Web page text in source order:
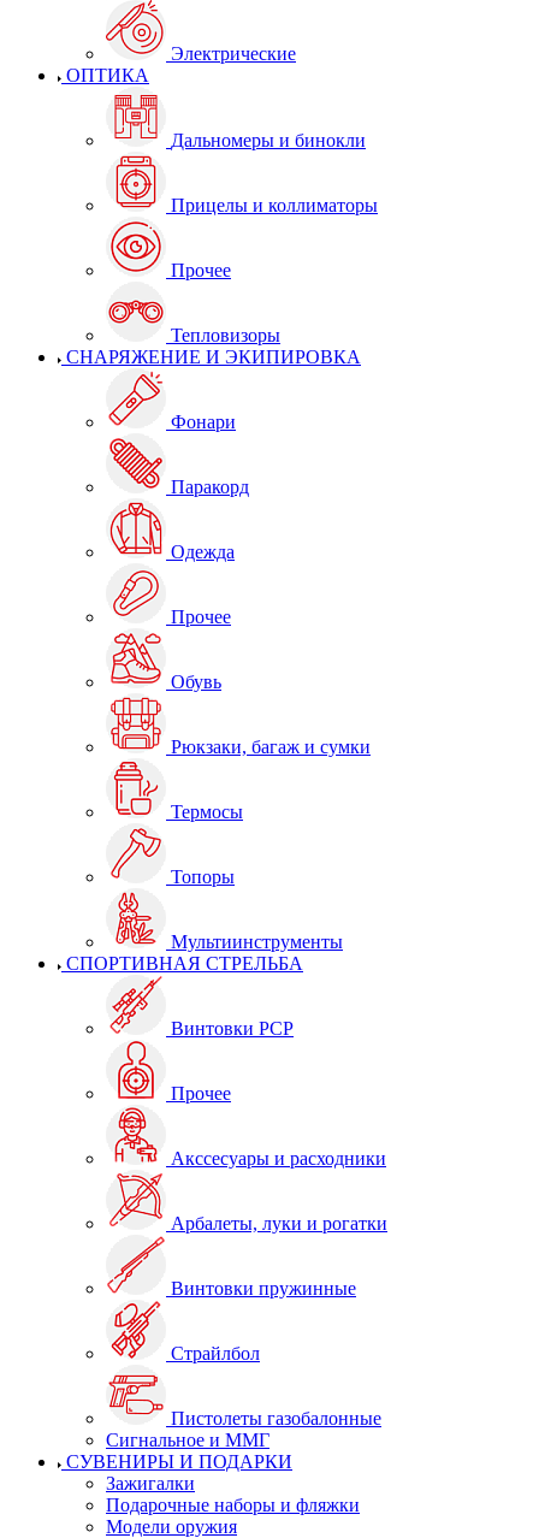
Электрические
ОПТИКА
Дальномеры и бинокли
Прицелы и коллиматоры
Прочее
Тепловизоры
СНАРЯЖЕНИЕ И ЭКИПИРОВКА
Фонари
Паракорд
Одежда
Прочее
Обувь
Рюкзаки, багаж и сумки
Термосы
Топоры
Мультиинструменты
СПОРТИВНАЯ СТРЕЛЬБА
Винтовки PCP
Прочее
Акссесуары и расходники
Арбалеты, луки и рогатки
Винтовки пружинные
Страйлбол
Пистолеты газобалонные
Сигнальное и ММГ
СУВЕНИРЫ И ПОДАРКИ
Зажигалки
Подарочные наборы и фляжки
Модели оружия